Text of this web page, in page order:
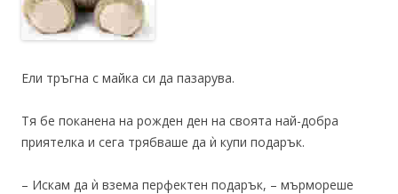
Ели тръгна с майка си да пазарува.
Тя бе поканена на рожден ден на своята най-добра
приятелка и сега трябваше да ѝ купи подарък.
– Искам да ѝ взема перфектен подарък, – мърмореше